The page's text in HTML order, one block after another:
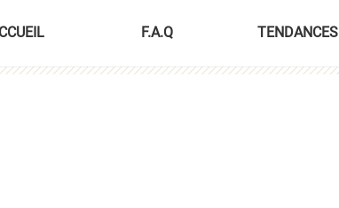
F.A.Q TENDANCES